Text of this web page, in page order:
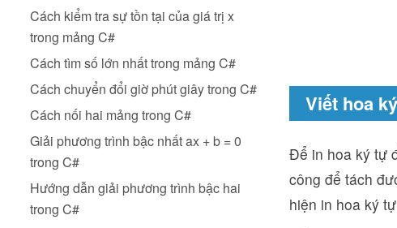
Cách kiểm tra sự tồn tại của giá trị x
trong mảng C#
Cách tìm số lớn nhất trong mảng C#
Cách chuyển đổi giờ phút giây trong C#
Cách nối hai mảng trong C#
Giải phương trình bậc nhất ax + b = 0
trong C#
Hướng dẫn giải phương trình bậc hai
trong C#
Viết hoa
Để in hoa ký tự
công để tách
hiện in hoa ký